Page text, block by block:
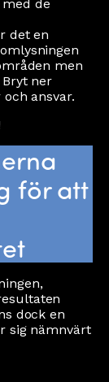
de
det en
men
ner
ansvar.
för att
dock en
sig nämnvärt